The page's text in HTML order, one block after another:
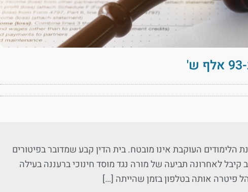
העוקבת אינו מובטח. בית הדין קבע שמדובר בפיטורים
קיבל לאחרונה תביעה של מורה נגד מוסד חינוכי ברעננה בעילה
פיטרה אותה בטלפון בזמן שהייתה […]